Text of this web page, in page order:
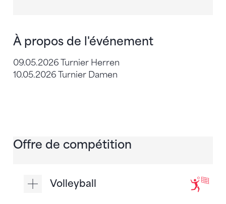
À propos de l'événement
09.05.2026 Turnier Herren
10.05.2026 Turnier Damen
Offre de compétition
Volleyball